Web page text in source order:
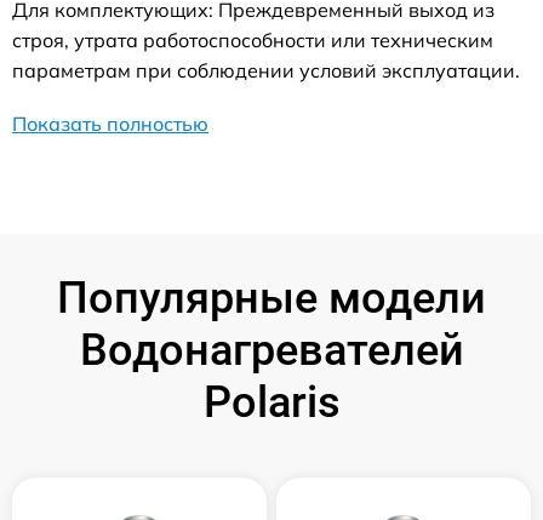
Для комплектующих: Преждевременный выход из
строя, утрата работоспособности или техническим
параметрам при соблюдении условий эксплуатации.
Показать полностью
Популярные модели
Водонагревателей
Polaris